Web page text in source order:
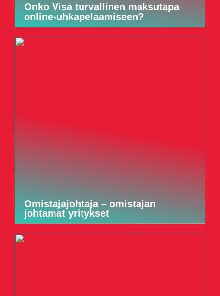
Onko Visa turvallinen maksutapa
online-uhkapelaamiseen?
Omistajajohtaja – omistajan
johtamat yritykset